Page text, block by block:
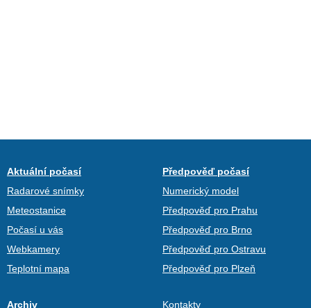
Aktuální počasí
Radarové snímky
Meteostanice
Počasí u vás
Webkamery
Teplotní mapa
Předpověď počasí
Numerický model
Předpověď pro Prahu
Předpověď pro Brno
Předpověď pro Ostravu
Předpověď pro Plzeň
Archiv Kontakty